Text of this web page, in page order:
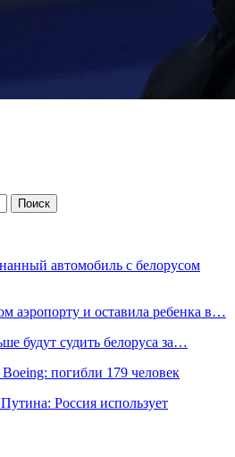
автомобиль с белорусом
аэропорту и оставила ребенка в…
будут судить белоруса за…
погибли 179 человек
Россия использует